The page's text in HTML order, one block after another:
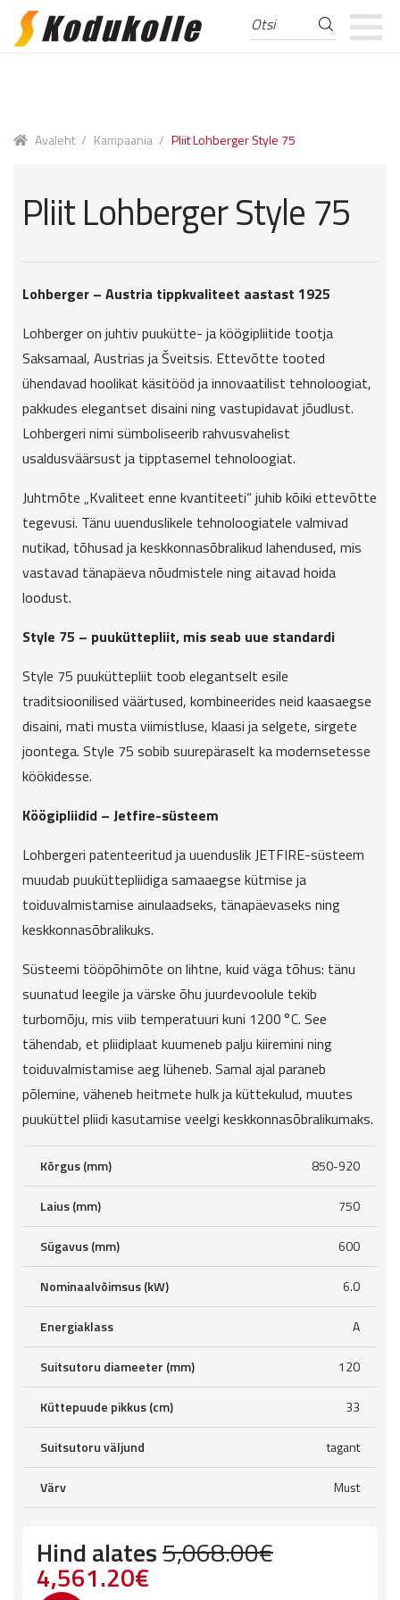
Skip
Skip
Otsi:
Avaleht / Kampaania / Pliit Lohberger Style 75
Pliit Lohberger Style 75
Lohberger – Austria tippkvaliteet aastast 1925
Lohberger on juhtiv puukütte- ja köögipliitide tootja
Saksamaal, Austrias ja Šveitsis. Ettevõtte tooted
ühendavad hoolikat käsitööd ja innovaatilist tehnoloogiat,
pakkudes elegantset disaini ning vastupidavat jõudlust.
Lohbergeri nimi sümboliseerib rahvusvahelist
usaldusväärsust ja tipptasemel tehnoloogiat.
Juhtmõte „Kvaliteet enne kvantiteeti“ juhib kõiki ettevõtte
tegevusi. Tänu uuenduslikele tehnoloogiatele valmivad
nutikad, tõhusad ja keskkonnasõbralikud lahendused, mis
vastavad tänapäeva nõudmistele ning aitavad hoida
loodust.
Style 75 – puuküttepliit, mis seab uue standardi
Style 75 puuküttepliit toob elegantselt esile
traditsioonilised väärtused, kombineerides neid kaasaegse
disaini, mati musta viimistluse, klaasi ja selgete, sirgete
joontega. Style 75 sobib suurepäraselt ka modernsetesse
köökidesse.
Köögipliidid – Jetfire-süsteem
Lohbergeri patenteeritud ja uuenduslik JETFIRE-süsteem
muudab puuküttepliidiga samaaegse kütmise ja
toiduvalmistamise ainulaadseks, tänapäevaseks ning
keskkonnasõbralikuks.
Süsteemi tööpõhimõte on lihtne, kuid väga tõhus: tänu
suunatud leegile ja värske õhu juurdevoolule tekib
turbomõju, mis viib temperatuuri kuni 1200 °C. See
tähendab, et pliidiplaat kuumeneb palju kiiremini ning
toiduvalmistamise aeg lüheneb. Samal ajal paraneb
põlemine, väheneb heitmete hulk ja küttekulud, muutes
puuküttel pliidi kasutamise veelgi keskkonnasõbralikumaks.
Kõrgus (mm) 850-920
Laius (mm) 750
Sügavus (mm) 600
Nominaalvõimsus (kW) 6.0
Energiaklass A
Suitsutoru diameeter (mm) 120
Küttepuude pikkus (cm) 33
Suitsutoru väljund tagant
Värv Must
Hind alates5,068.00€
Original
4,561.20€ Current